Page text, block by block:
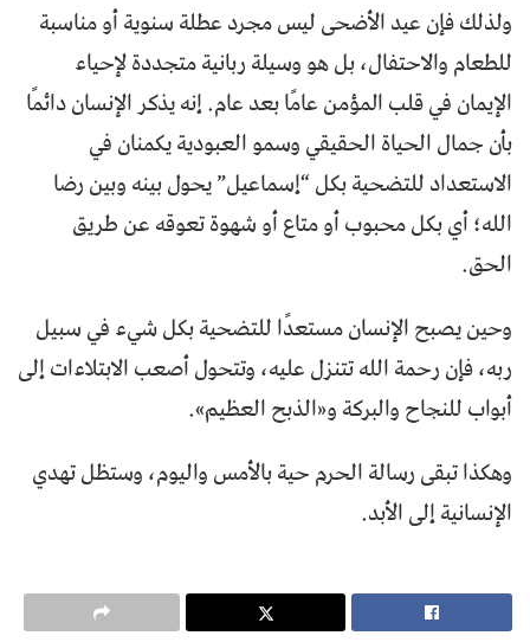
ولذلك فإن عيد الأضحى ليس مجرد عطلة سنوية أو مناسبة
للطعام والاحتفال، بل هو وسيلة ربانية متجددة لإحياء
الإيمان في قلب المؤمن عامًا بعد عام. إنه يذكر الإنسان دائمًا
بأن جمال الحياة الحقيقي وسمو العبودية يكمنان في
الاستعداد للتضحية بكل “إسماعيل” يحول بينه وبين رضا
الله؛ أي بكل محبوب أو متاع أو شهوة تعوقه عن طريق
الحق.
وحين يصبح الإنسان مستعدًا للتضحية بكل شيء في سبيل
ربه، فإن رحمة الله تتنزل عليه، وتتحول أصعب الابتلاءات إلى
أبواب للنجاح والبركة و«الذبح العظيم».
وهكذا تبقى رسالة الحرم حية بالأمس واليوم، وستظل تهدي
الإنسانية إلى الأبد.